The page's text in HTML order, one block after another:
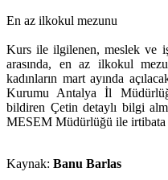
En az ilkokul mezunu
Kurs ile ilgilenen, meslek ve
arasında, en az ilkokul
kadınların mart ayında
Kurumu Antalya İl
bildiren Çetin detaylı bilgi
MESEM Müdürlüğü ile irtibata
Kaynak: Banu Barlas